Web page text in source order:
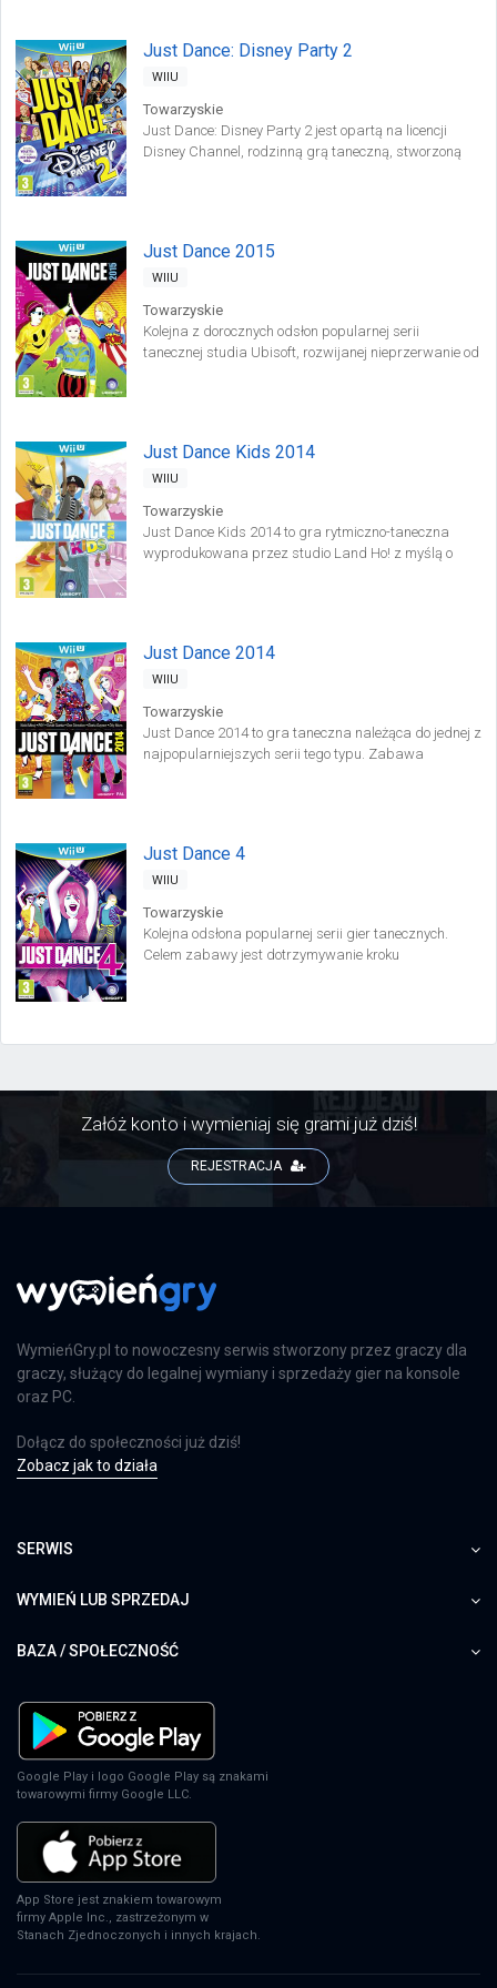
Just Dance: Disney Party 2
WIIU
Towarzyskie
Just Dance: Disney Party 2 jest opartą na licencji
Disney Channel, rodzinną grą taneczną, stworzoną
Just Dance 2015
WIIU
Towarzyskie
Kolejna z dorocznych odsłon popularnej serii
tanecznej studia Ubisoft, rozwijanej nieprzerwanie od
Just Dance Kids 2014
WIIU
Towarzyskie
Just Dance Kids 2014 to gra rytmiczno-taneczna
wyprodukowana przez studio Land Ho! z myślą o
Just Dance 2014
WIIU
Towarzyskie
Just Dance 2014 to gra taneczna należąca do jednej z
najpopularniejszych serii tego typu. Zabawa
Just Dance 4
WIIU
Towarzyskie
Kolejna odsłona popularnej serii gier tanecznych.
Celem zabawy jest dotrzymywanie kroku
Załóż konto i wymieniaj się grami już dziś!
REJESTRACJA
WymieńGry.pl to nowoczesny serwis stworzony przez graczy dla
graczy, służący do legalnej wymiany i sprzedaży gier na konsole
oraz PC.
Dołącz do społeczności już dziś!
Zobacz jak to działa
SERWIS
WYMIEŃ LUB SPRZEDAJ
BAZA / SPOŁECZNOŚĆ
Google Play i logo Google Play są znakami
towarowymi firmy Google LLC.
App Store jest znakiem towarowym
firmy Apple Inc., zastrzeżonym w
Stanach Zjednoczonych i innych krajach.